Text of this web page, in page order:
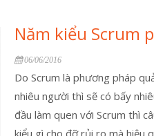
Năm kiểu Scrum
06/06/2016
Do Scrum là phương pháp
nhiêu người thì sẽ có bấy
đầu làm quen với Scrum thì
kiểu gì cho đỡ rủi ro mà hiệu